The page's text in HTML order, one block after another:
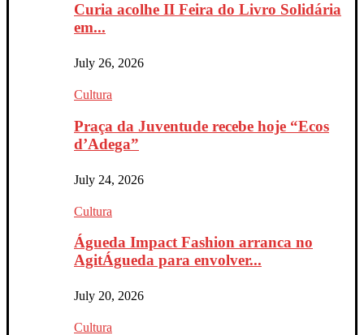
Curia acolhe II Feira do Livro Solidária
em...
July 26, 2026
Cultura
Praça da Juventude recebe hoje “Ecos
d’Adega”
July 24, 2026
Cultura
Águeda Impact Fashion arranca no
AgitÁgueda para envolver...
July 20, 2026
Cultura